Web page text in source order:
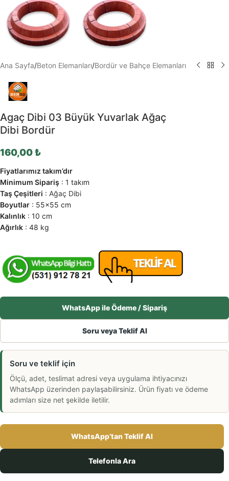
Ana Sayfa/Beton Elemanları/Bordür ve Bahçe Elemanları
Agaç Dibi 03 Büyük Yuvarlak Ağaç
Dibi Bordür
160,00 ₺
Fiyatlarımız takım’dır
Minimum Sipariş : 1 takım
Taş Çeşitleri : Ağaç Dibi
Boyutlar : 55×55 cm
Kalınlık : 10 cm
Ağırlık : 48 kg
WhatsApp ile Ödeme / Sipariş
Soru veya Teklif Al
Soru ve teklif için
Ölçü, adet, teslimat adresi veya uygulama ihtiyacınızı
WhatsApp üzerinden paylaşabilirsiniz. Ürün fiyatı ve ödeme
adımları size net şekilde iletilir.
WhatsApp’tan Teklif Al
Telefonla Ara